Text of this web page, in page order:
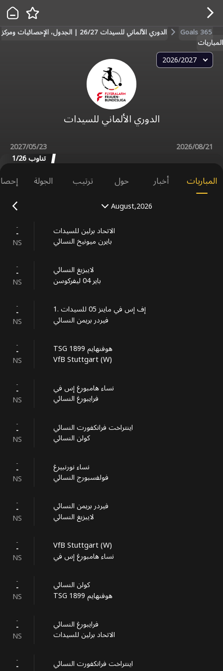
Goals 365 الدوري الألماني للسيدات 26/27 | الجدول، الإحصائيات ومركز
المباريات
2026/2027
الدوري الألماني للسيدات
2026/08/21
2027/05/23
تناوب 1/26
المباريات أخبار حول ترتيب الجولة
August,2026
--
NS
الاتحاد برلين للسيدات
بايرن ميونيخ النسائي
--
NS
لايبزيغ النسائي
باير 04 ليفركوسن
--
NS
1. إف إس في ماينز 05 للسيدات
فيردر بريمن النسائي
--
NS
TSG 1899 هوفنهايم
VfB Stuttgart (W)
--
NS
نساء هامبورغ إس في
فرايبورغ النسائي
--
NS
اينتراخت فرانكفورت النسائي
كولن النسائي
--
NS
نساء نورنبيرغ
فولفسبورج النسائي
--
NS
فيردر بريمن النسائي
لايبزيغ النسائي
--
NS
VfB Stuttgart (W)
نساء هامبورغ إس في
--
NS
كولن النسائي
TSG 1899 هوفنهايم
--
NS
فرايبورغ النسائي
الاتحاد برلين للسيدات
-- اينتراخت فرانكفورت النسائي